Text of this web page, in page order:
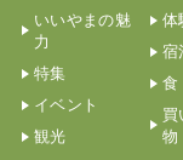
いいやまの魅
力
特集
イベント
観光
体
宿
食
買
物